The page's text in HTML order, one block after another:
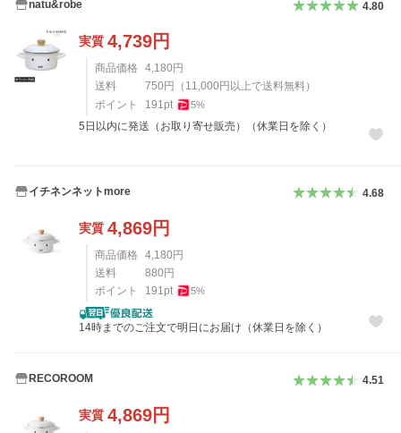
natu&robe 4.80
実質 4,739円
商品価格 4,180円
送料
750円 （ 11,000円以上で送料無料）
ポイント
191 pt 5%
5日以内に発送（お取り寄せ販売）（休業日を除く）
イチネンネットmore 4.68
実質 4,869円
商品価格 4,180円
送料
880円
ポイント
191 pt 5%
14時までのご注文で明日にお届け（休業日を除く）
RECOROOM 4.51
実質 4,869円